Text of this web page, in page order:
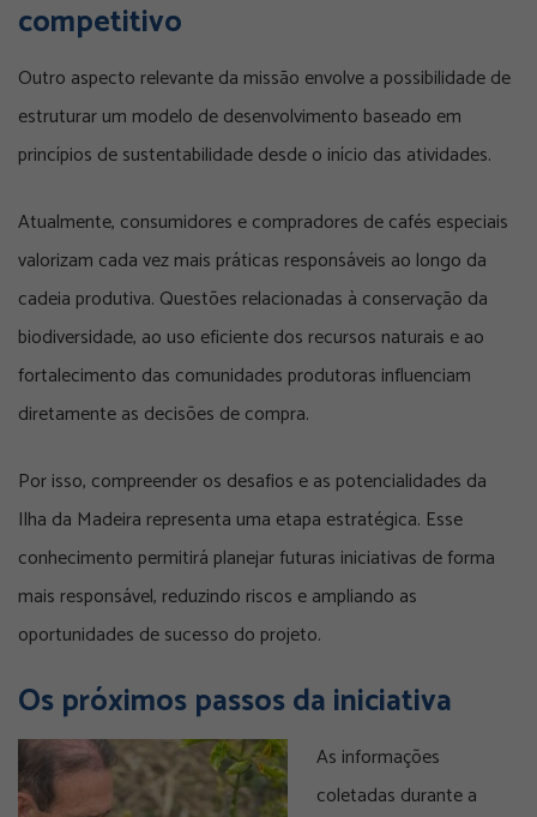
competitivo
Outro aspecto relevante da missão envolve a possibilidade de
estruturar um modelo de desenvolvimento baseado em
princípios de sustentabilidade desde o início das atividades.
Atualmente, consumidores e compradores de cafés especiais
valorizam cada vez mais práticas responsáveis ao longo da
cadeia produtiva. Questões relacionadas à conservação da
biodiversidade, ao uso eficiente dos recursos naturais e ao
fortalecimento das comunidades produtoras influenciam
diretamente as decisões de compra.
Por isso, compreender os desafios e as potencialidades da
Ilha da Madeira representa uma etapa estratégica. Esse
conhecimento permitirá planejar futuras iniciativas de forma
mais responsável, reduzindo riscos e ampliando as
oportunidades de sucesso do projeto.
Os próximos passos da iniciativa
As informações
coletadas durante a